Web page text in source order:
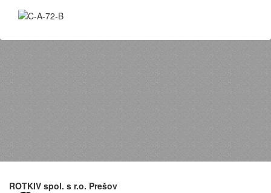
ROTKIV spol. s r.o. Prešov